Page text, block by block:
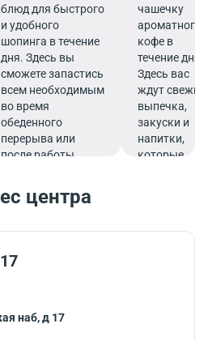
блюд для быстрого
и удобного
шопинга в течение
дня. Здесь вы
сможете запастись
всем необходимым
во время
обеденного
перерыва или
после работы.
чашечку
ароматного
кофе в
течение дня.
Здесь вас
ждут свежие
выпечка,
закуски и
напитки,
которые
продуктивно
центра
наб, д 17